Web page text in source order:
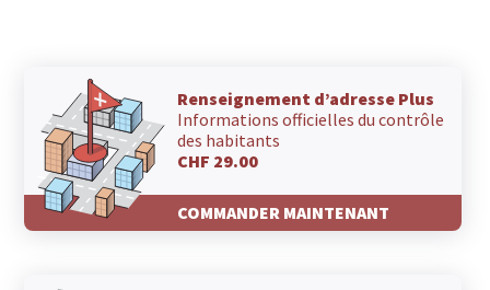
Renseignement d’adresse Plus
Informations officielles du contrôle
des habitants
CHF 29.00
COMMANDER MAINTENANT